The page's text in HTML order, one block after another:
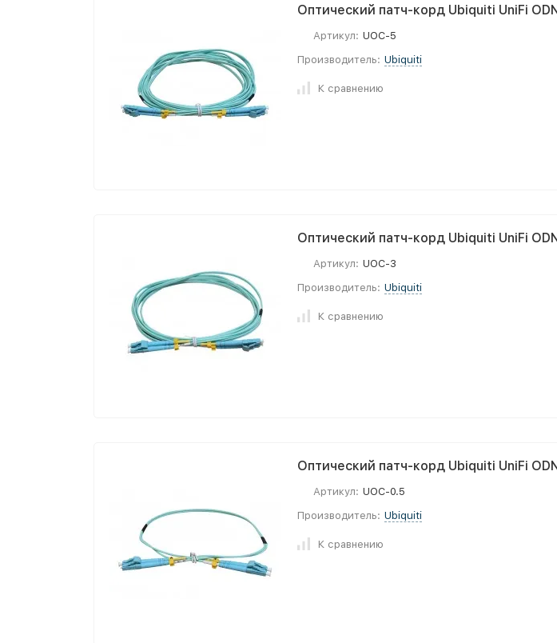
Оптический патч-корд Ubiquiti UniFi
Артикул: UOC-5
Производитель: Ubiquiti
К сравнению
Оптический патч-корд Ubiquiti UniFi
Артикул: UOC-3
Производитель: Ubiquiti
К сравнению
Оптический патч-корд Ubiquiti UniFi
Артикул: UOC-0.5
Производитель: Ubiquiti
К сравнению